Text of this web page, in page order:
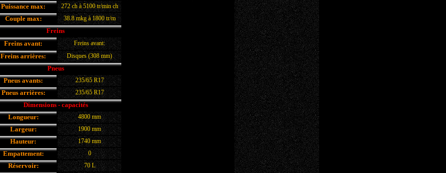
Puissance max: 272 ch à 5100 tr/min ch
Couple max: 38.8 mkg à 1800 tr/m
Freins
Freins avant:
Freins avant:
Freins arrières: Disques (308 mm)
Pneus
Pneus avants:
235/65 R17
Pneus arrières: 235/65 R17
Dimensions - capacités
Longueur:
4800 mm
Largeur: 1900 mm
Hauteur: 1740 mm
Empattement: 0
Réservoir: 70 L